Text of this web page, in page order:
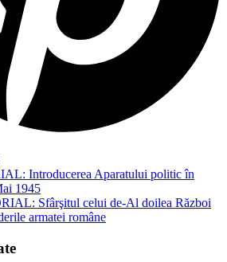
Introducerea Aparatului politic în
1945
Sfârşitul celui de-Al doilea Război
armatei române